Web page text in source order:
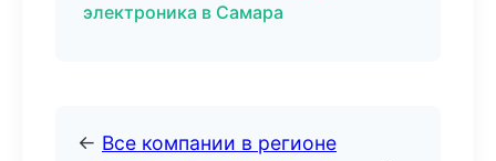
электроника в Самара
← Все компании в регионе